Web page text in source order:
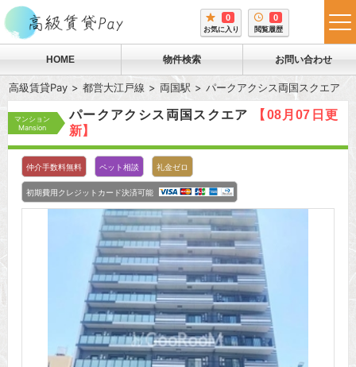
0
お気に入り
0
閲覧履歴
HOME 物件検索 お問い合わせ
高級賃貸Pay 都営大江戸線 両国駅 パークアクシス両国スクエア
マンション
Mansion
パークアクシス両国スクエア
【08月07日更
新】
仲介手数料無料 ペット相談 礼金ゼロ
初期費用クレジットカード決済可能